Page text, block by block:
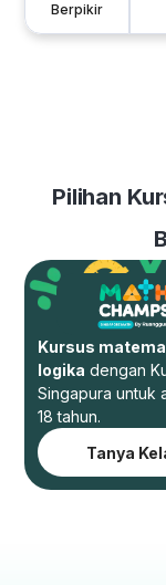
Berpikir
Pilihan
Kursus
logika dengan
Singapura untuk
18 tahun.
Tanya